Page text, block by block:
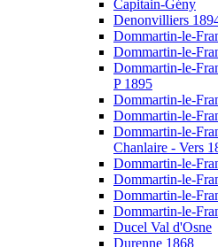
Capitain-Gény
Denonvilliers
Dommartin-le-
Dommartin-le-
Dommartin-le-
P 1895
Dommartin-le-
Dommartin-le-
Dommartin-le-
Chanlaire - Vers
Dommartin-le-
Dommartin-le-
Dommartin-le-
Dommartin-le-
Ducel Val d'Osne
Durenne 1868